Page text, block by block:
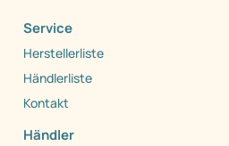
Service
Herstellerliste
Händlerliste
Kontakt
Händler